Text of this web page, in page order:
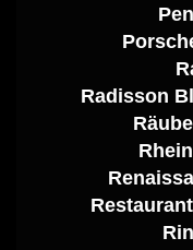
Radisson